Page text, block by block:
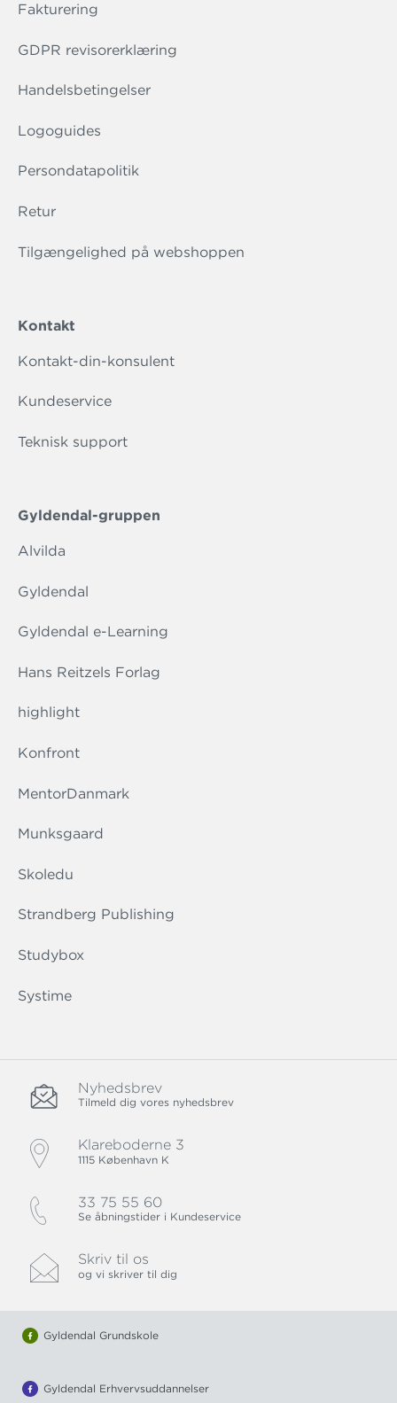
Fakturering
GDPR revisorerklæring
Handelsbetingelser
Logoguides
Persondatapolitik
Retur
Tilgængelighed på webshoppen
Kontakt
Kontakt-din-konsulent
Kundeservice
Teknisk support
Gyldendal-gruppen
Alvilda
Gyldendal
Gyldendal e-Learning
Hans Reitzels Forlag
highlight
Konfront
MentorDanmark
Munksgaard
Skoledu
Strandberg Publishing
Studybox
Systime
Nyhedsbrev
Tilmeld dig vores nyhedsbrev
Klareboderne 3
1115 København K
33 75 55 60
Se åbningstider i Kundeservice
Skriv til os
og vi skriver til dig
Gyldendal Grundskole
Gyldendal Erhvervsuddannelser